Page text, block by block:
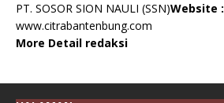
PT. SOSOR SION NAULI (SSN)Website :
www.citrabantenbung.com
More Detail redaksi